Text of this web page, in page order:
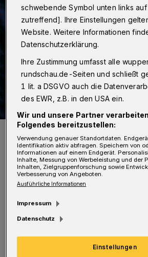
Die Dschungelwelt auf der Bühne.
Foto: Theater Liberi/Nilz Böhme
D as Tourneetheater aus
bekannt für seine
Familienmusicals. „Unsere
immer, das Musical-Erlebnis
schwebende Symbol unten links
zutreffend]. Ihre Einstellungen
Website. Weitere Informationen
Datenschutzerklärung.
Ihre Zustimmung umfasst alle
rundschau.de-Seiten und schließt
1 lit. a DSGVO auch die
des EWR, z.B. in den USA ein.
Wir und unsere Partner
Folgendes bereitzustellen:
Verwendung genauer Standortdaten.
Identifikation aktiv abfragen. Speichern von
Informationen auf einem Endgerät.
Inhalte, Messung von Werbeleistung und der
Inhalten, Zielgruppenforschung sowie
Verbesserung von Angeboten.
Ausführliche Informationen
Impressum
Datenschutz
Einstellungen